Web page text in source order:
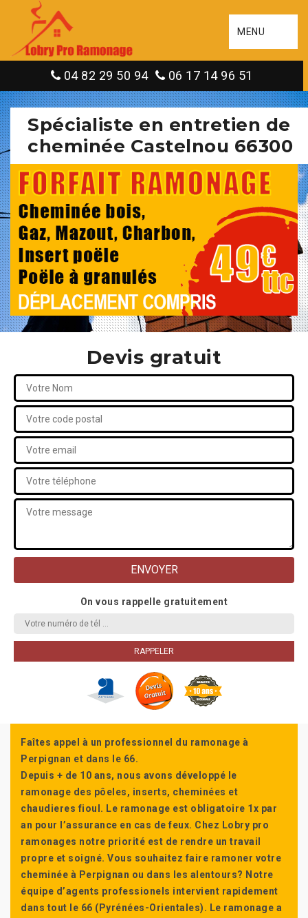
MENU
04 82 29 50 94 06 17 14 96 51
Spécialiste en entretien de
cheminée Castelnou 66300
Devis gratuit
On vous rappelle gratuitement
Faîtes appel à un professionnel du ramonage à
Perpignan et dans le 66.
Depuis + de 10 ans, nous avons développé le
ramonage des pôeles, inserts, cheminées et
chaudieres fioul. Le ramonage est obligatoire 1x par
an pour l’assurance en cas de feux. Chez Lobry pro
ramonages notre priorité est de rendre un travail
propre et soigné. Vous souhaitez faire ramoner votre
cheminée à Perpignan ou dans les alentours? Notre
équipe d’agents professionels intervient rapidement
dans tout le 66 (Pyrénées-Orientales). Le ramonage a